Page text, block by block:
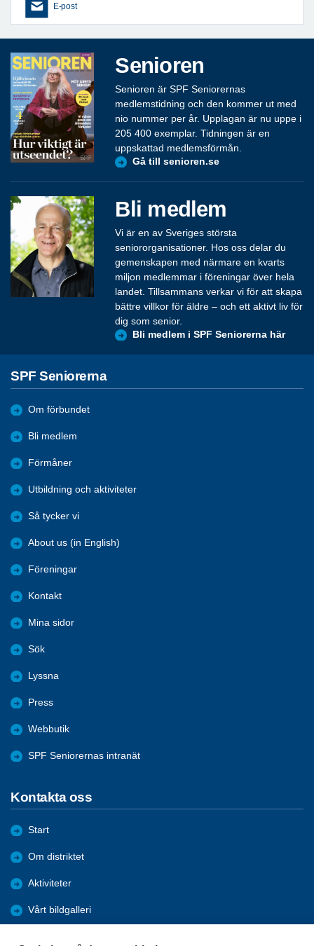
E-post
Senioren
Senioren är SPF Seniorernas
medlemstidning och den kommer ut med
nio nummer per år. Upplagan är nu uppe i
205 400 exemplar. Tidningen är en
uppskattad medlemsförmån.
Gå till senioren.se
Bli medlem
Vi är en av Sveriges största
seniororganisationer. Hos oss delar du
gemenskapen med närmare en kvarts
miljon medlemmar i föreningar över hela
landet. Tillsammans verkar vi för att skapa
bättre villkor för äldre – och ett aktivt liv för
dig som senior.
Bli medlem i SPF Seniorerna här
SPF Seniorerna
Om förbundet
Bli medlem
Förmåner
Utbildning och aktiviteter
Så tycker vi
About us (in English)
Föreningar
Kontakt
Mina sidor
Sök
Lyssna
Press
Webbutik
SPF Seniorernas intranät
Kontakta oss
Start
Om distriktet
Aktiviteter
Vårt bildgalleri